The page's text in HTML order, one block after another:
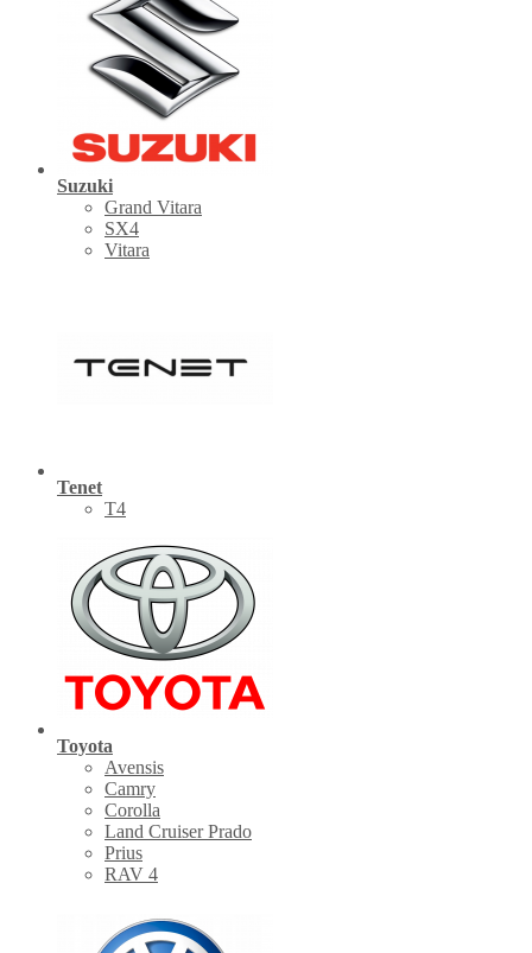
Suzuki
Grand Vitara
SX4
Vitara
Tenet
Т4
Toyota
Avensis
Camry
Corolla
Land Cruiser Prado
Prius
RAV 4